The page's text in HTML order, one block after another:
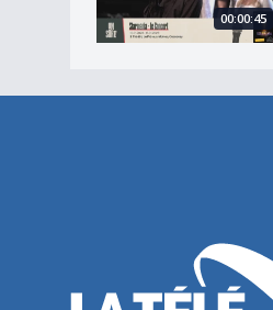
00:00:45